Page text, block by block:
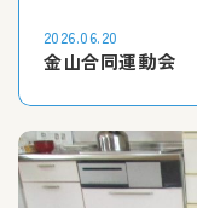
2026.06.20
金山合同運動会